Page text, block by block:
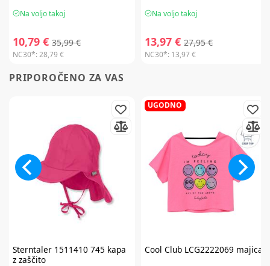
Na voljo takoj
10,79 € 35,99 €
NC30*:28,79 €
Na voljo takoj
13,97 € 27,95 €
NC30*: 13,97 €
PRIPOROČENO ZA VAS
Sterntaler1511410 745 kapa
z zaščito
UGODNO
Cool ClubLCG2222069 majica